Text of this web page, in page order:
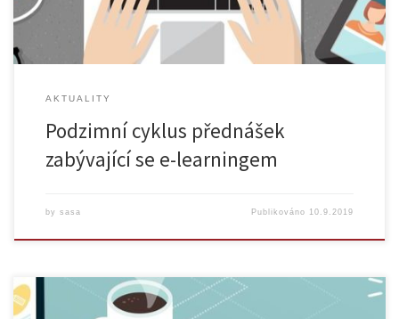
AKTUALITY
Podzimní cyklus přednášek
zabývající se e-learningem
by sasa Publikováno 10.9.2019